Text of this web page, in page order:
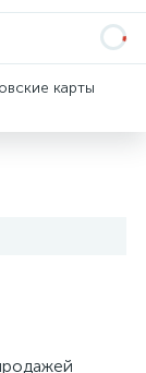
0 руб.
карты